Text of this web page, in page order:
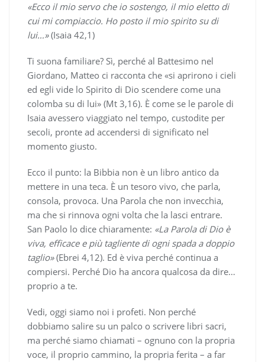
«Ecco il mio servo che io sostengo, il mio eletto di
cui mi compiaccio. Ho posto il mio spirito su di
lui…»(Isaia 42,1)
Ti suona familiare? Sì, perché al Battesimo nel
Giordano, Matteo ci racconta che «si aprirono i cieli
ed egli vide lo Spirito di Dio scendere come una
colomba su di lui» (Mt 3,16). È come se le parole di
Isaia avessero viaggiato nel tempo, custodite per
secoli, pronte ad accendersi di significato nel
momento giusto.
Ecco il punto: la Bibbia non è un libro antico da
mettere in una teca. È un tesoro vivo, che parla,
consola, provoca. Una Parola che non invecchia,
ma che si rinnova ogni volta che la lasci entrare.
San Paolo lo dice chiaramente: «La Parola di Dio è
viva, efficace e più tagliente di ogni spada a doppio
taglio»(Ebrei 4,12). Ed è viva perché continua a
compiersi. Perché Dio ha ancora qualcosa da dire…
proprio a te.
Vedi, oggi siamo noi i profeti. Non perché
dobbiamo salire su un palco o scrivere libri sacri,
ma perché siamo chiamati – ognuno con la propria
voce, il proprio cammino, la propria ferita – a far